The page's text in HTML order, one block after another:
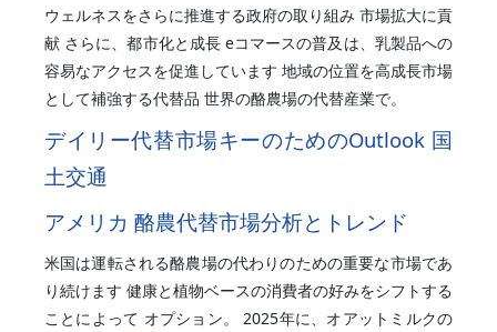
ウェルネスをさらに推進する政府の取り組み 市場拡大に貢
献 さらに、都市化と成長 eコマースの普及は、乳製品への
容易なアクセスを促進しています 地域の位置を高成長市場
として補強する代替品 世界の酪農場の代替産業で。
デイリー代替市場キーのためのOutlook 国
土交通
アメリカ 酪農代替市場分析とトレンド
米国は運転される酪農場の代わりのための重要な市場であ
り続けます 健康と植物ベースの消費者の好みをシフトする
ことによって オプション。 2025年に、オアットミルクの